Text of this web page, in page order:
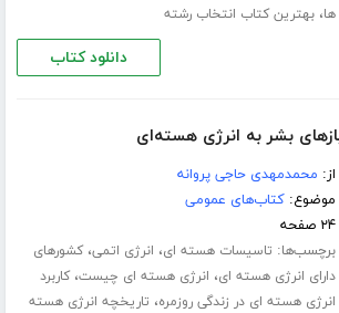
ها،بهترین کتاب انتخاب رشته
دانلود کتاب
بشر به انرژی هسته‌ای
از: محمدمهدی حاجی پروانه
موضوع:کتاب‌های عمومی
۲۴ صفحه
برچسب‌ها: تاسیسات هسته ای، انرژی اتمی،کشورهای
دارای انرژی هسته ای، انرژی هسته ای چیست،کاربرد
انرژی هسته ای در زندگی روزمره، تاریخچه انرژی هسته